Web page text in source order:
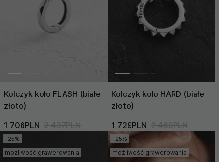
Cena (Wysoka >
Niska)
Kolczyk koło FLASH (białe
złoto)
1 706PLN 2 437PLN
Kolczyk koło HARD (białe
złoto)
1 729PLN 2 469PLN
-25%
możliwość grawerowania
-25%
możliwość grawerowania